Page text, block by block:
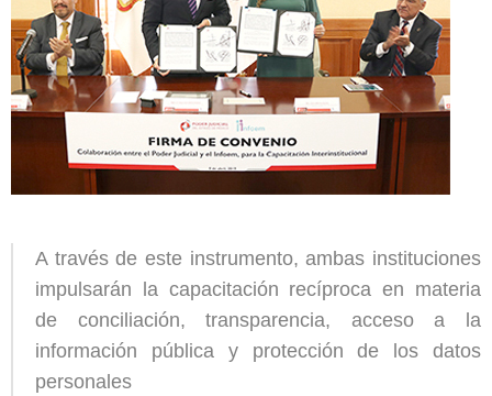
A través de este instrumento, ambas instituciones
impulsarán la capacitación recíproca en materia
de conciliación, transparencia, acceso a la
información pública y protección de los datos
personales